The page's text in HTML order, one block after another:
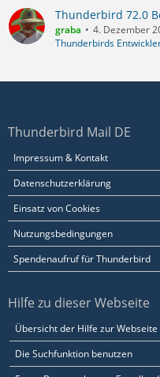
Thunderbird 72.0
graba
4. Dezember
Thunderbirds
Thunderbird Mail DE
Impressum & Kontakt
Datenschutzerklärung
Einsatz von Cookies
Nutzungsbedingungen
Spendenaufruf für Thunderbird
Hilfe zu dieser Webseite
Übersicht der Hilfe zur Webseite
Die Suchfunktion benutzen